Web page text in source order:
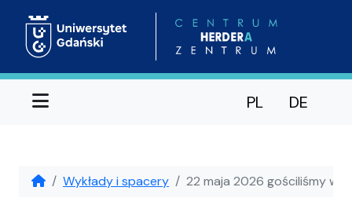
Menu PL DE
Wykłady i spacery 22 maja 2026 gościliśmy w